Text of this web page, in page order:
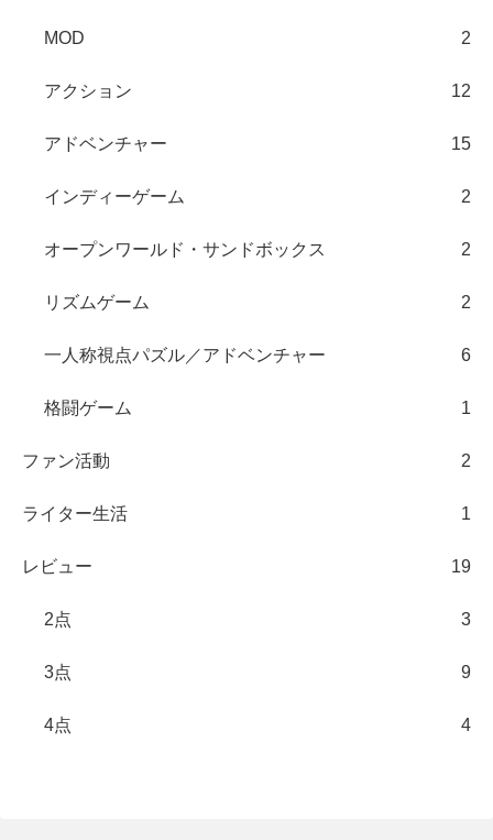
MOD 2
アクション 12
アドベンチャー 15
インディーゲーム 2
オープンワールド・サンドボックス 2
リズムゲーム 2
一人称視点パズル／アドベンチャー 6
格闘ゲーム 1
ファン活動 2
ライター生活 1
レビュー 19
2点 3
3点 9
4点 4